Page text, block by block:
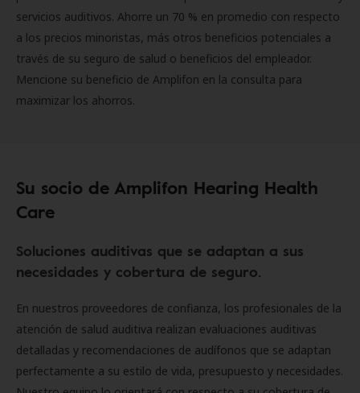
servicios auditivos. Ahorre un 70 % en promedio con respecto
a los precios minoristas, más otros beneficios potenciales a
través de su seguro de salud o beneficios del empleador.
Mencione su beneficio de Amplifon en la consulta para
maximizar los ahorros.
Su socio de Amplifon Hearing Health
Care
Soluciones auditivas que se adaptan a sus
necesidades y cobertura de seguro.
En nuestros proveedores de confianza, los profesionales de la
atención de salud auditiva realizan evaluaciones auditivas
detalladas y recomendaciones de audífonos que se adaptan
perfectamente a su estilo de vida, presupuesto y necesidades.